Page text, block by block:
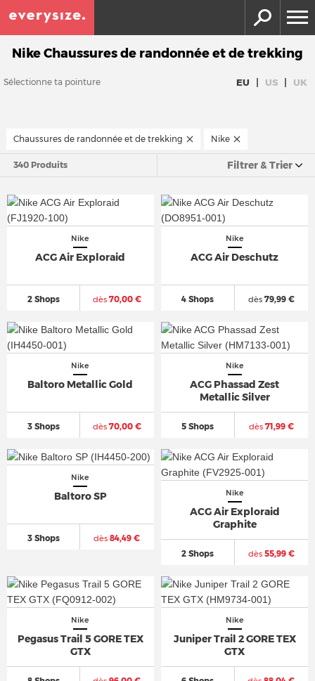
Nike Chaussures de randonnée et de trekking
Sélectionne ta pointure EU | US | UK
Chaussures de randonnée et de trekking Nike
340 Produits Filtrer & Trier
Nike
ACG Air Exploraid
2 Shops dès70,00 €
Nike
ACG Air Deschutz
4 Shops dès79,99 €
Nike
Baltoro Metallic Gold
3 Shops dès70,00 €
Nike
ACG Phassad Zest
Metallic Silver
5 Shops dès71,99 €
Nike
Baltoro SP
3 Shops dès 84,49 €
Nike
ACG Air Exploraid
Graphite
2 Shops dès55,99 €
Nike
Pegasus Trail 5 GORE TEX
GTX
Nike
Juniper Trail 2 GORE TEX
GTX